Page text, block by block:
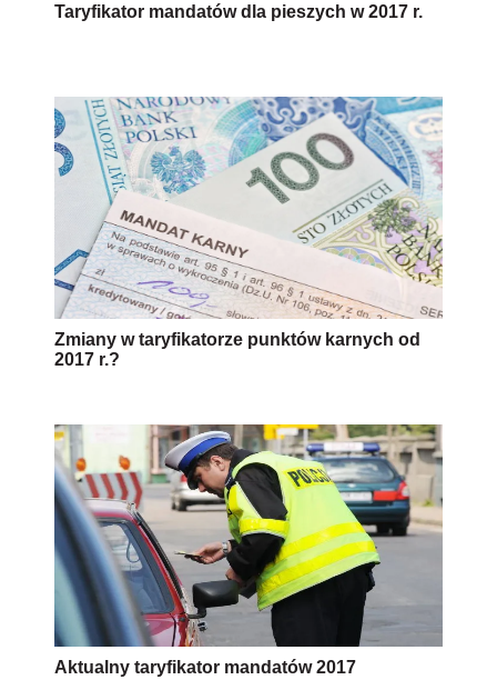
Taryfikator mandatów dla pieszych w 2017 r.
Zmiany w taryfikatorze punktów karnych od
2017 r.?
Aktualny taryfikator mandatów 2017